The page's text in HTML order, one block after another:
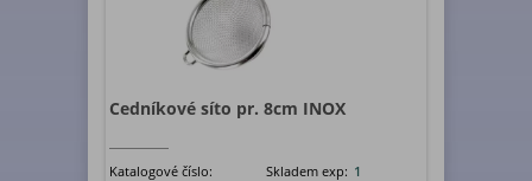
Cedníkové síto pr. 8cm INOX
Katalogové číslo:
Skladem exp: 1